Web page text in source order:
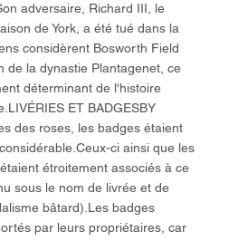
adversaire, Richard III, le
de York, a été tué dans la
considèrent Bosworth Field
de la dynastie Plantagenet, ce
déterminant de l'histoire
ET BADGESBY
des roses, les badges étaient
ci ainsi que les
étroitement associés à ce
sous le nom de livrée et de
bâtard).Les badges
par leurs propriétaires, car